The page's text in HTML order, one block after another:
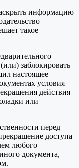
информацию
такое
заблокировать
настоящее
условия
действия
или
перед
доступа
любого
документа,